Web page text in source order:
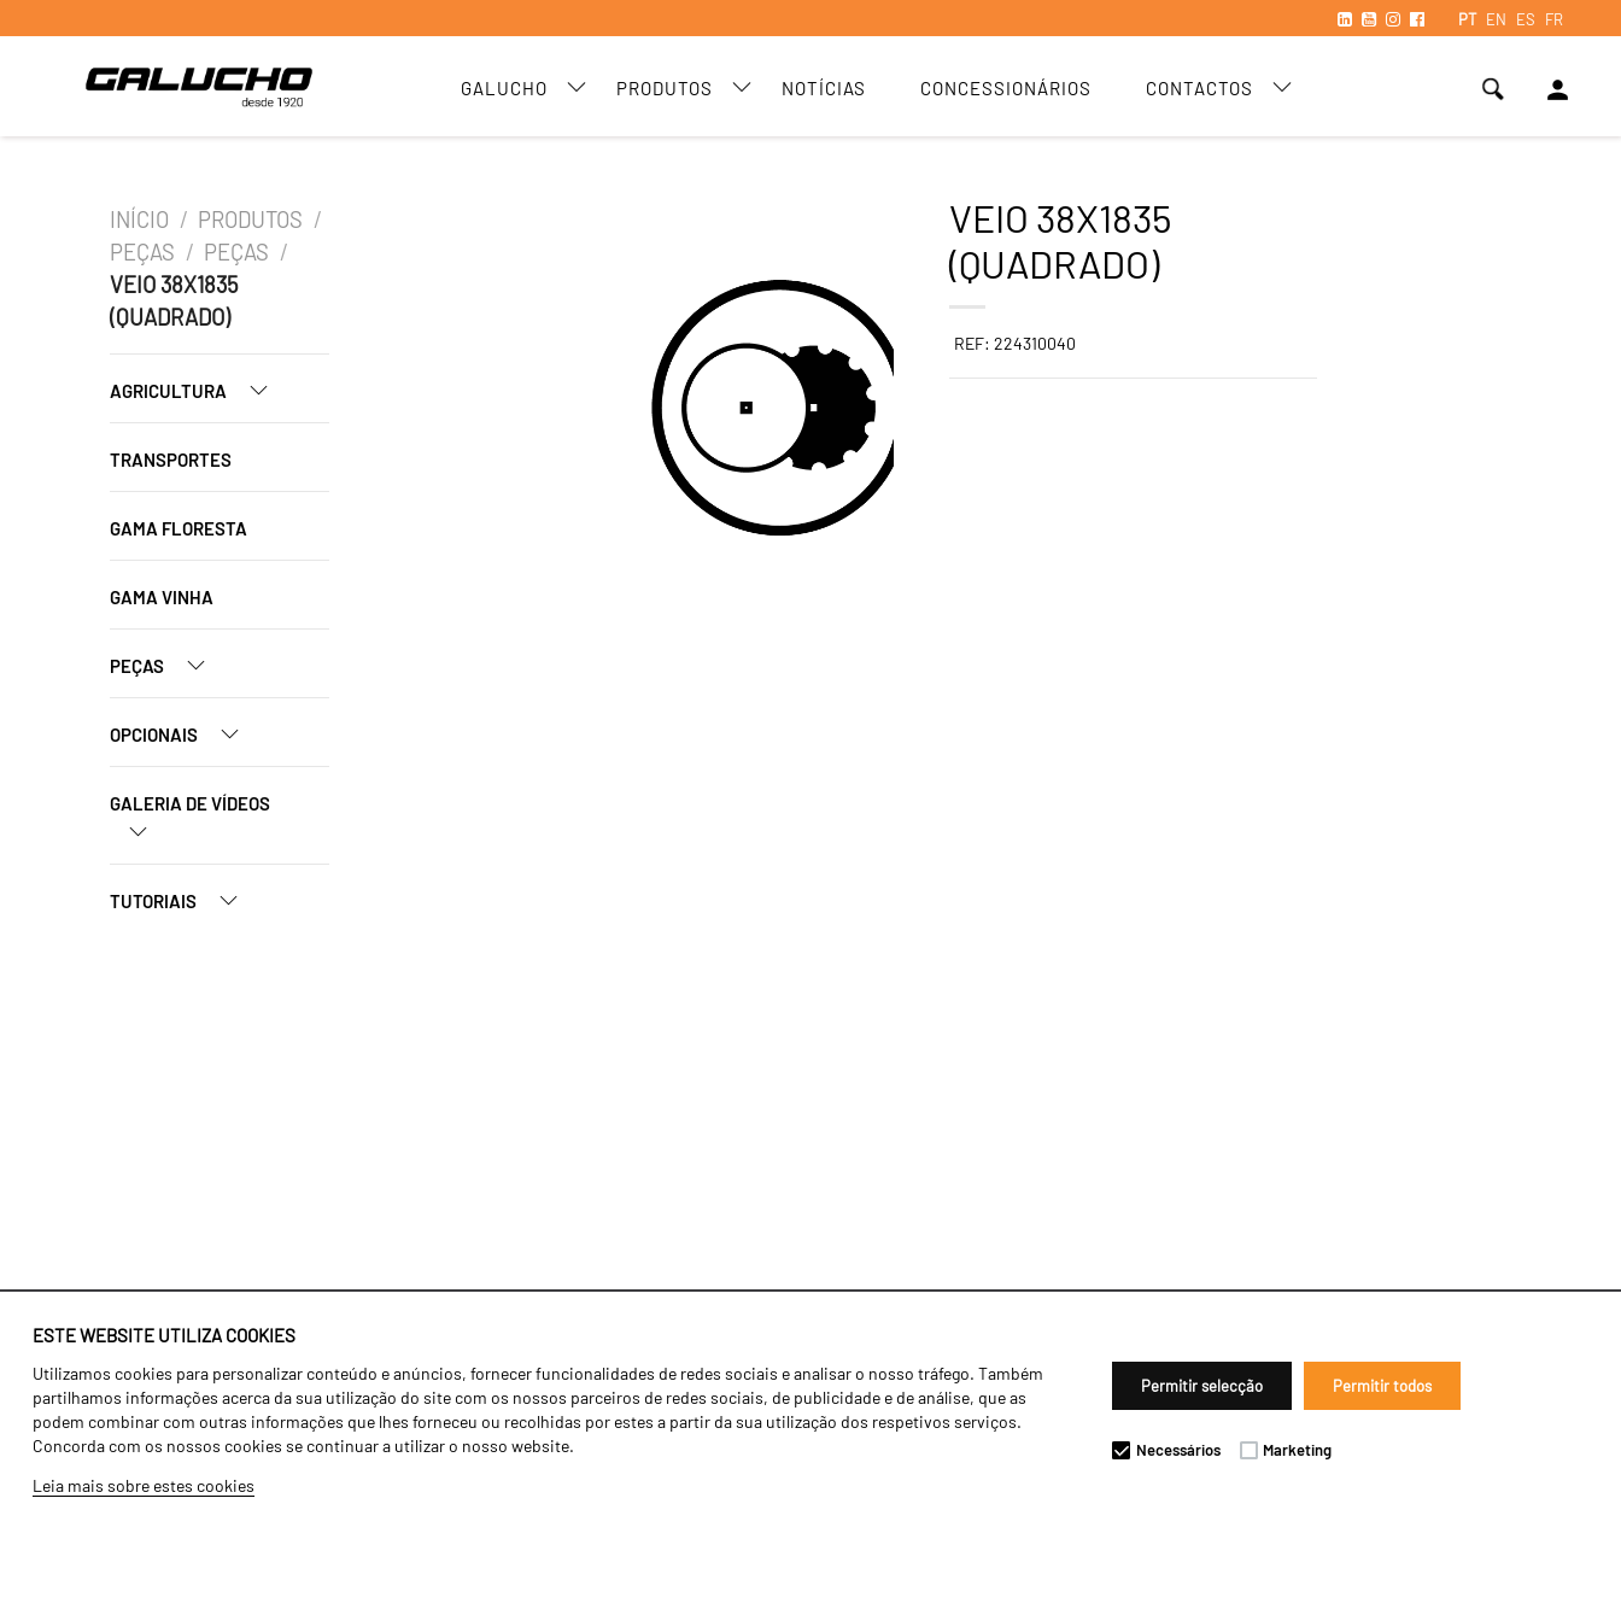
PT EN ES FR
GALUCHO PRODUTOS NOTÍCIAS CONCESSIONÁRIOS CONTACTOS person
ESTE WEBSITE UTILIZA COOKIES
Utilizamos cookies para personalizar conteúdo e anúncios, fornecer funcionalidades de redes sociais e analisar o nosso tráfego. Também
partilhamos informações acerca da sua utilização do site com os nossos parceiros de redes sociais, de publicidade e de análise, que as
podem combinar com outras informações que lhes forneceu ou recolhidas por estes a partir da sua utilização dos respetivos serviços.
Concorda com os nossos cookies se continuar a utilizar o nosso website.
Leia mais sobre estes cookies
Permitir selecção Permitir todos
Necessários Marketing
INÍCIO / PRODUTOS /
PEÇAS / PEÇAS /
VEIO 38X1835
(QUADRADO)
AGRICULTURA
TRANSPORTES
GAMA FLORESTA
GAMA VINHA
PEÇAS
OPCIONAIS
GALERIA DE VÍDEOS
TUTORIAIS
VEIO 38X1835
(QUADRADO)
REF: 224310040
Identidade
História
Fábrica / Produção
Recursos Humanos
Agricultura
Transportes
Gama Floresta
Notícias
Concessionários